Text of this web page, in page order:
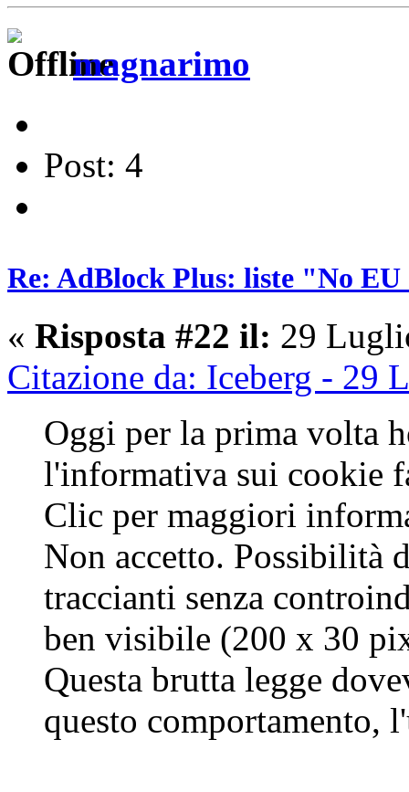
magnarimo
Post: 4
Re: AdBlock Plus: liste "No
« Risposta #22 il: 29
Citazione da: Iceberg - 29
Oggi per la prima volta
l'informativa sui cookie
Clic per maggiori
Non accetto. Possibilità
traccianti senza
ben visibile (200 x 30
Questa brutta legge
questo comportamento,